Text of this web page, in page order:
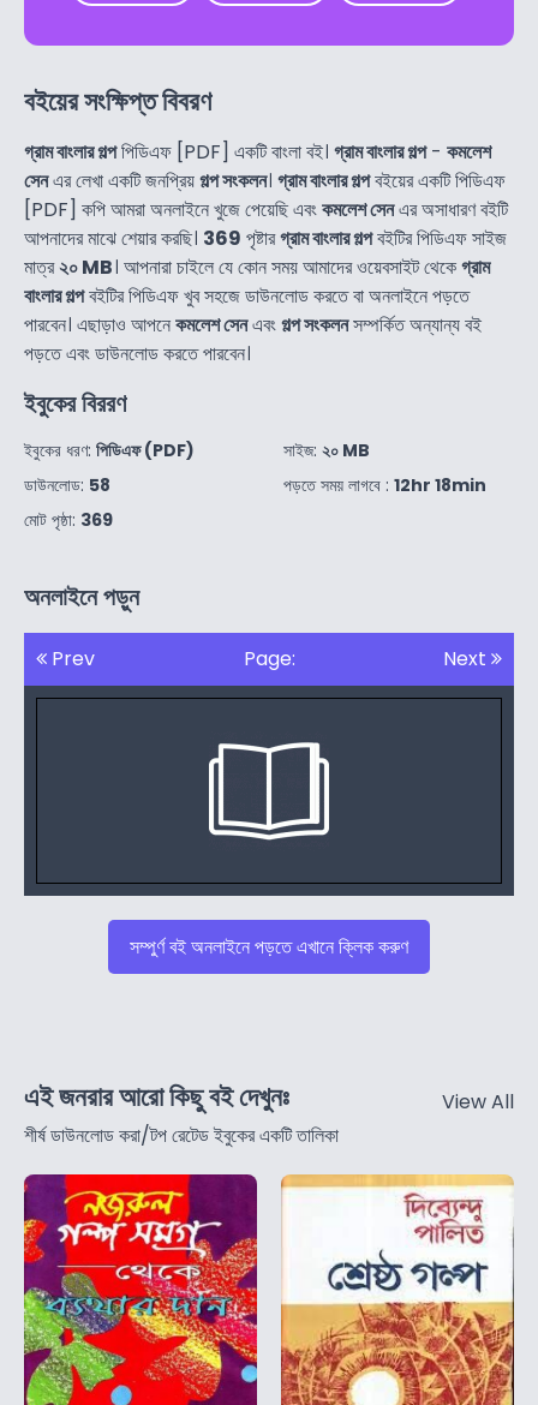
বইয়ের সংক্ষিপ্ত বিবরণ
গ্রাম বাংলার গল্পপিডিএফ [PDF] একটি বাংলা বই। গ্রাম বাংলার গল্প- কমলেশ
সেনএর লেখা একটি জনপ্রিয়গল্প সংকলন। গ্রাম বাংলার গল্পবইয়ের একটি পিডিএফ
[PDF] কপি আমরা অনলাইনে খুজে পেয়েছি এবংকমলেশ সেনএর অসাধারণ বইটি
আপনাদের মাঝে শেয়ার করছি। 369 পৃষ্টারগ্রাম বাংলার গল্পবইটির পিডিএফ সাইজ
মাত্র২০ MB। আপনারা চাইলে যে কোন সময় আমাদের ওয়েবসাইট থেকেগ্রাম
বাংলার গল্পবইটির পিডিএফ খুব সহজে ডাউনলোড করতে বা অনলাইনে পড়তে
পারবেন। এছাড়াও আপনেকমলেশ সেনএবংগল্প সংকলনসম্পর্কিত অন্যান্য বই
পড়তে এবং ডাউনলোড করতে পারবেন।
ইবুকের বিররণ
ইবুকের ধরণ: পিডিএফ (PDF)
ডাউনলোড: 58
মোট পৃষ্ঠা: 369
সাইজ: ২০ MB
পড়তে সময় লাগবে : 12hr 18min
অনলাইনে পড়ুন
Prev Page: Next
সম্পুর্ণ বই অনলাইনে পড়তে এখানে ক্লিক করুণ
এই জনরার আরো কিছু বই দেখুনঃ
শীর্ষ ডাউনলোড করা/টপ রেটেড ইবুকের একটি তালিকা
View All